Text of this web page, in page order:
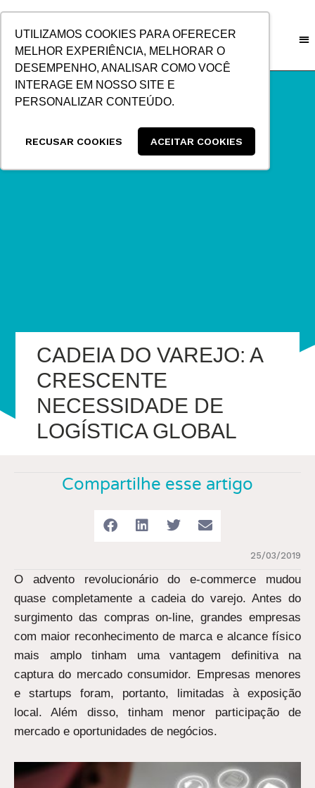
UTILIZAMOS COOKIES PARA OFERECER
MELHOR EXPERIÊNCIA, MELHORAR O
DESEMPENHO, ANALISAR COMO VOCÊ
INTERAGE EM NOSSO SITE E
PERSONALIZAR CONTEÚDO.
RECUSAR COOKIES ACEITAR COOKIES
CONTEÚDO
CADEIA DO VAREJO: A
CRESCENTE
NECESSIDADE DE
LOGÍSTICA GLOBAL
Compartilhe esse artigo
25/03/2019
O advento revolucionário do e-commerce mudou
quase completamente a cadeia do varejo. Antes do
surgimento das compras on-line, grandes empresas
com maior reconhecimento de marca e alcance físico
mais amplo tinham uma vantagem definitiva na
captura do mercado consumidor. Empresas menores
e startups foram, portanto, limitadas à exposição
local. Além disso, tinham menor participação de
mercado e oportunidades de negócios.